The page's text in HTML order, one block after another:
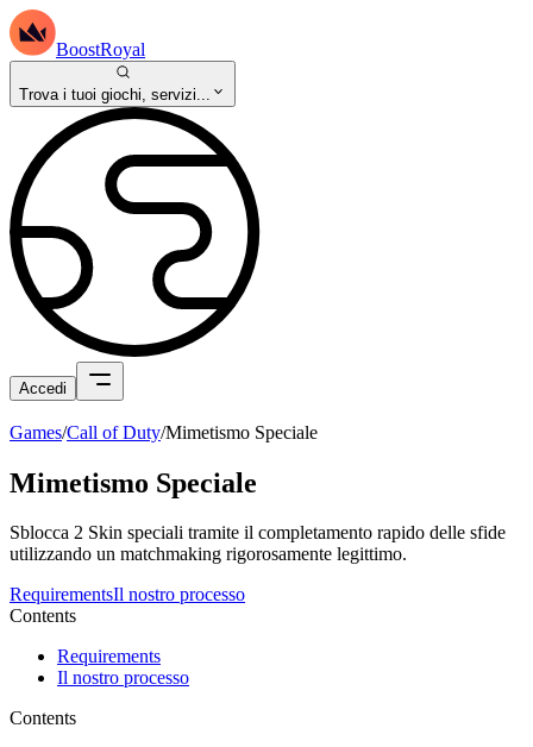
BoostRoyal
Trova i tuoi giochi, servizi...
Accedi
Games/Call of Duty/Mimetismo Speciale
Mimetismo Speciale
Sblocca 2 Skin speciali tramite il completamento rapido delle sfide
utilizzando un matchmaking rigorosamente legittimo.
RequirementsIl nostro processo
Contents
Requirements
Il nostro processo
Contents